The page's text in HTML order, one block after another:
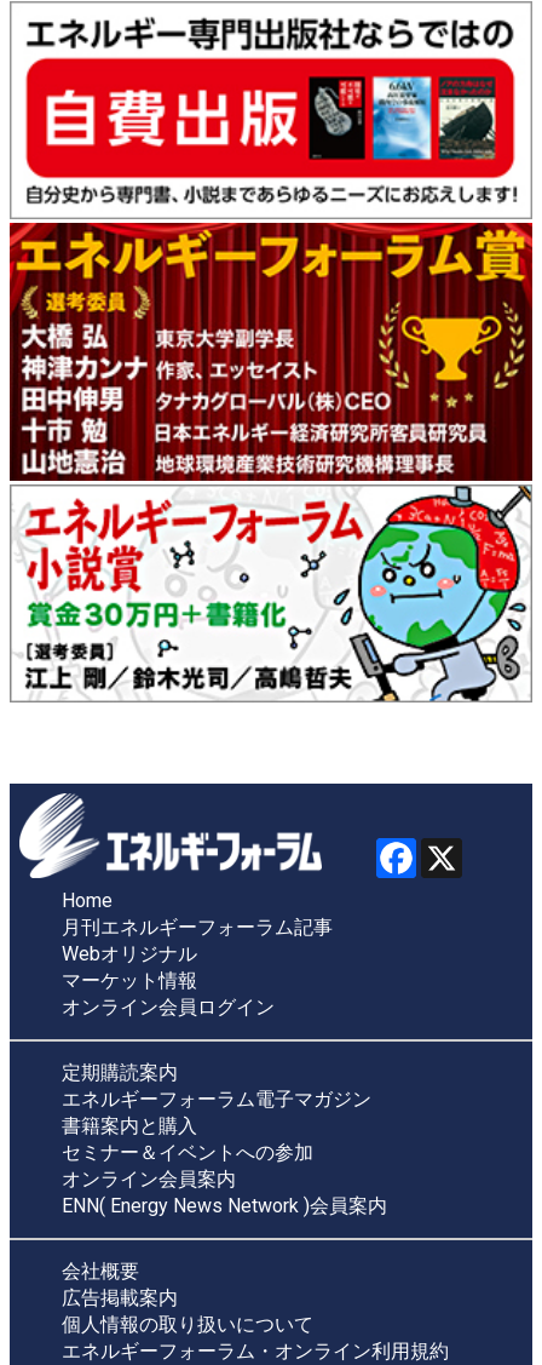
Home
月刊エネルギーフォーラム記事
Webオリジナル
マーケット情報
オンライン会員ログイン
定期購読案内
エネルギーフォーラム電子マガジン
書籍案内と購入
セミナー＆イベントへの参加
オンライン会員案内
ENN( Energy News Network )会員案内
会社概要
広告掲載案内
個人情報の取り扱いについて
エネルギーフォーラム・オンライン利用規約